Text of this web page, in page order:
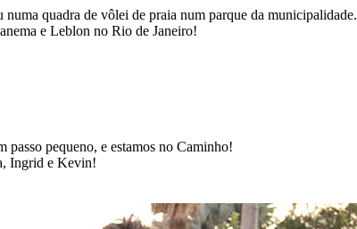
numa quadra de vôlei de praia num parque da municipalidade.
e Leblon no Rio de Janeiro!
passo pequeno, e estamos no Caminho!
Ingrid e Kevin!